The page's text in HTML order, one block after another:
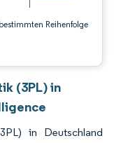
Reihenfolge
(3PL) in
in Deutschland